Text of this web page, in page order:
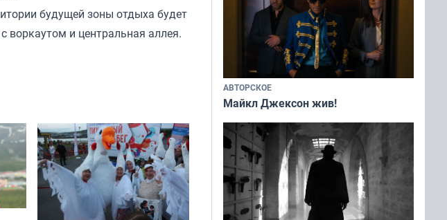
будущей зоны отдыха будет
воркаутом и центральная аллея.
АВТОРСКОЕ
Майкл Джексон жив!